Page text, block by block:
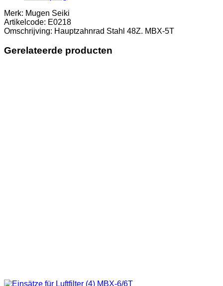
Merk: Mugen Seiki
Artikelcode: E0218
Omschrijving: Hauptzahnrad Stahl 48Z. MBX-5T
Gerelateerde producten